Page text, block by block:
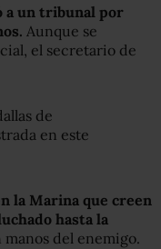
a untribunal por
. Aunque se
el secretario de
de
en este
la Marina que creen
hasta la
del enemigo.